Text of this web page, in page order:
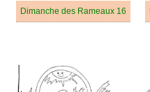
Dimanche des Rameaux 16